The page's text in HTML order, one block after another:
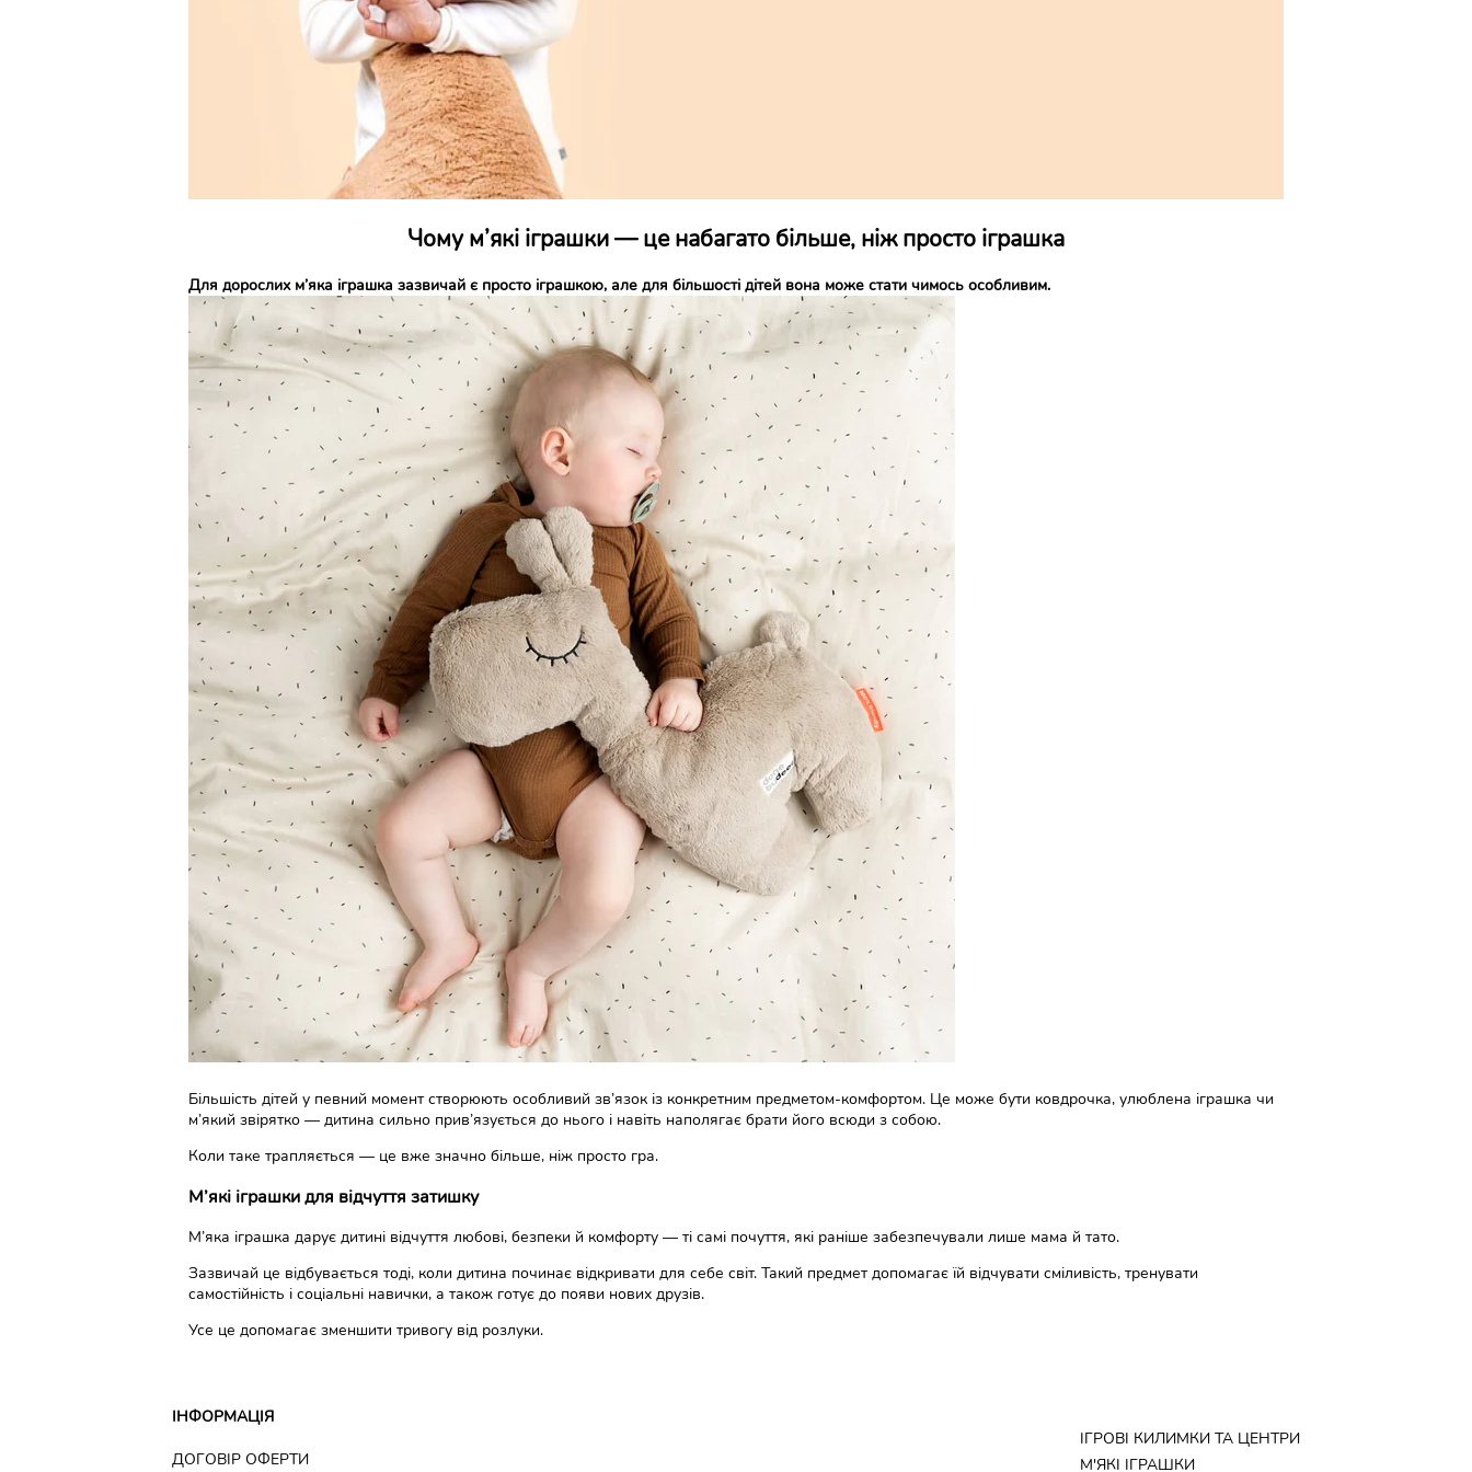
Чому м’які іграшки — це набагато більше, ніж просто іграшка
Для дорослих м’яка іграшка зазвичай є просто іграшкою, але для більшості дітей вона може стати чимось особливим.
Більшість дітей у певний момент створюють особливий зв’язок із конкретним предметом-комфортом. Це може бути ковдрочка, улюблена іграшка чи
м’який звірятко — дитина сильно прив’язується до нього і навіть наполягає брати його всюди з собою.
Коли таке трапляється — це вже значно більше, ніж просто гра.
М’які іграшки для відчуття затишку
М’яка іграшка дарує дитині відчуття любові, безпеки й комфорту — ті самі почуття, які раніше забезпечували лише мама й тато.
Зазвичай це відбувається тоді, коли дитина починає відкривати для себе світ. Такий предмет допомагає їй відчувати сміливість, тренувати
самостійність і соціальні навички, а також готує до появи нових друзів.
Усе це допомагає зменшити тривогу від розлуки.
ІНФОРМАЦІЯ
ДОГОВІР ОФЕРТИ
ІГРОВІ КИЛИМКИ ТА ЦЕНТРИ
М'ЯКІ ІГРАШКИ